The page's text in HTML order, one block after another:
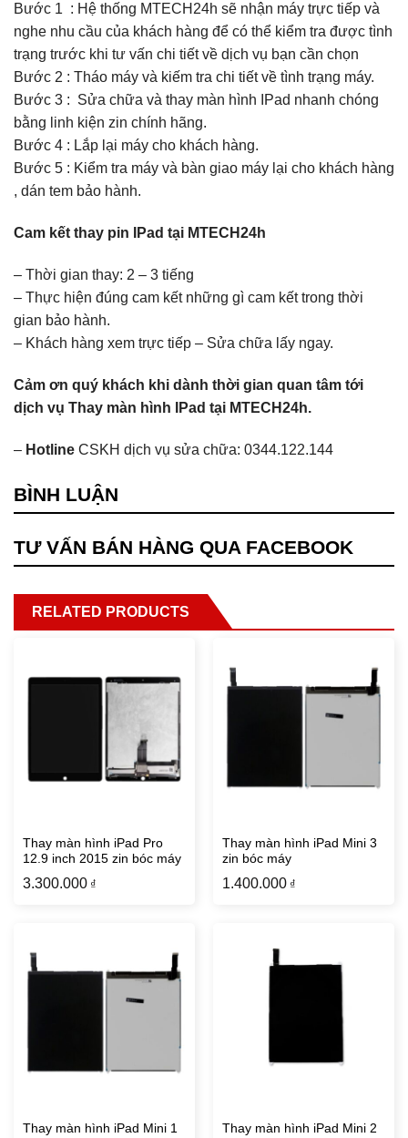
Bước 1 : Hệ thống MTECH24h sẽ nhận máy trực tiếp và
nghe nhu cầu của khách hàng để có thể kiểm tra được tình
trạng trước khi tư vấn chi tiết về dịch vụ bạn cần chọn
Bước 2 : Tháo máy và kiếm tra chi tiết về tình trạng máy.
Bước 3 : Sửa chữa và thay màn hình IPad nhanh chóng
bằng linh kiện zin chính hãng.
Bước 4 : Lắp lại máy cho khách hàng.
Bước 5 : Kiểm tra máy và bàn giao máy lại cho khách hàng
, dán tem bảo hành.
Cam kết thay pin IPad tại MTECH24h
– Thời gian thay: 2 – 3 tiếng
– Thực hiện đúng cam kết những gì cam kết trong thời
gian bảo hành.
– Khách hàng xem trực tiếp – Sửa chữa lấy ngay.
Cảm ơn quý khách khi dành thời gian quan tâm tới
dịch vụ Thay màn hình IPad tại MTECH24h.
– Hotline CSKH dịch vụ sửa chữa: 0344.122.144
BÌNH LUẬN
TƯ VẤN BÁN HÀNG QUA FACEBOOK
RELATED PRODUCTS
Thay màn hình iPad Pro
12.9 inch 2015 zin bóc máy
3.300.000 ₫
Thay màn hình iPad Mini 3
zin bóc máy
1.400.000 ₫
Thay màn hình iPad Mini 1
Thay màn hình iPad Mini 2